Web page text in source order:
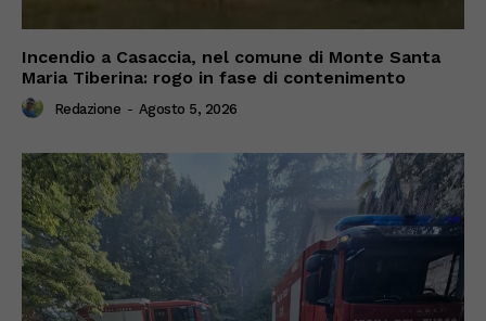
Incendio a Casaccia, nel comune di Monte Santa
Maria Tiberina: rogo in fase di contenimento
Redazione - Agosto 5, 2026